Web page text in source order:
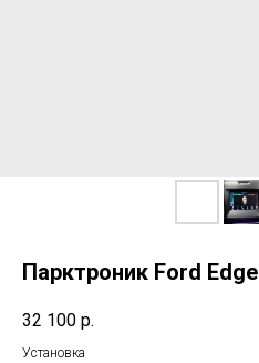
Парктроник Ford Edge
32 100 р.
Установка